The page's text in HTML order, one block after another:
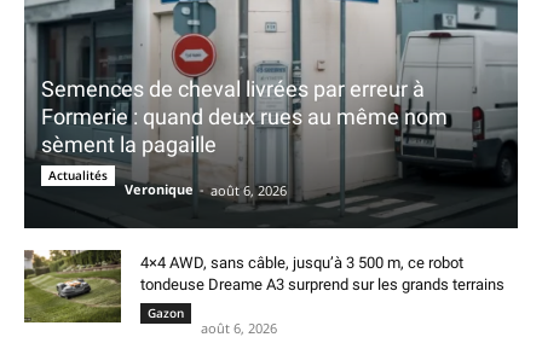
Semences de cheval livrées par erreur à
Formerie : quand deux rues au même nom
sèment la pagaille
Actualités
Veronique - août 6, 2026
4×4 AWD, sans câble, jusqu’à 3 500 m, ce robot
tondeuse Dreame A3 surprend sur les grands terrains
Gazon
août 6, 2026